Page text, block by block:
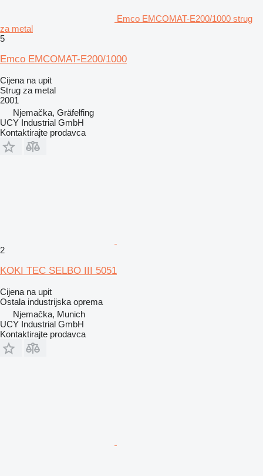
Emco EMCOMAT-E200/1000 strug
za metal
5
Emco EMCOMAT-E200/1000
Cijena na upit
Strug za metal
2001
Njemačka, Gräfelfing
UCY Industrial GmbH
Kontaktirajte prodavca
2
KOKI TEC SELBO III 5051
Cijena na upit
Ostala industrijska oprema
Njemačka, Munich
UCY Industrial GmbH
Kontaktirajte prodavca